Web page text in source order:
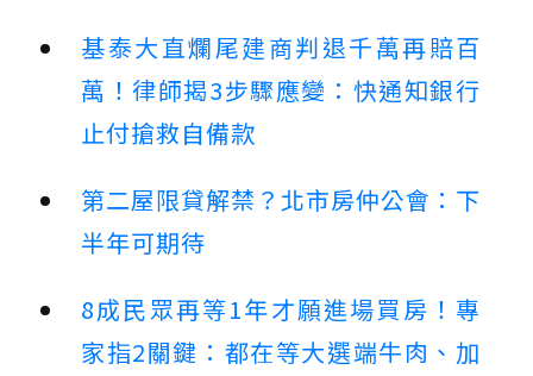
基泰大直爛尾建商判退千萬再賠百
萬！律師揭3步驟應變：快通知銀行
止付搶救自備款
第二屋限貸解禁？北市房仲公會：下
半年可期待
8成民眾再等1年才願進場買房！專
家指2關鍵：都在等大選端牛肉、加